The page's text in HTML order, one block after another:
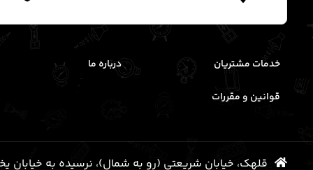
خدمات مشتریان درباره ما
قوانین و مقررات